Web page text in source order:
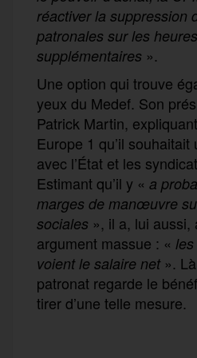
réactiver la suppression
patronales sur les heures
supplémentaires ».
Une option qui trouve
yeux du Medef. Son
Patrick Martin,
Europe 1 qu’il
avec l’État et les
Estimant qu’il y « a
marges de manœuvre
sociales », il a, lui aussi,
argument massue : «
voient le salaire net ».
patronat regarde le
tirer d’une telle mesure.